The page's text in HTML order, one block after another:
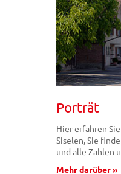
Porträt
Hier erfahren
Siselen, Sie
und alle Zahlen
Mehr darüber »